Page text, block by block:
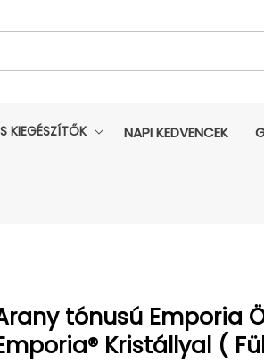
KIEGÉSZÍTŐK NAPI KEDVENCEK
tónusú Emporia
Kristállyal (